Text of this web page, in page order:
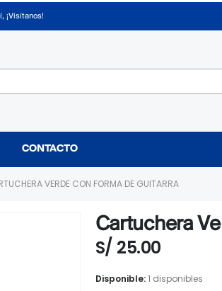
¡Visítanos!
CONTACTO
VERDE CON FORMA DE GUITARRA
Cartuchera
S/ 25.00
Disponible:1 disponibles